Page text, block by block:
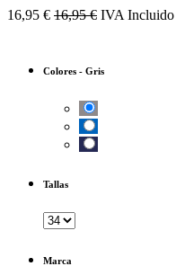
16,95 € 16,95€ IVA Incluido
Colores - Gris
Tallas
Marca